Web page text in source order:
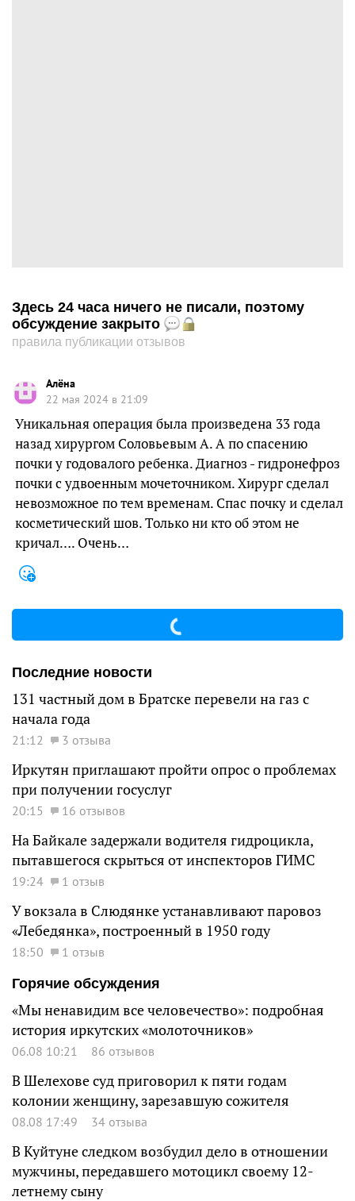
Здесь 24 часа ничего не писали, поэтому
обсуждение закрыто
правила публикации отзывов
Алёна
22 мая 2024 в 21:09
Уникальная операция была произведена 33 года
назад хирургом Соловьевым А. А по спасению
почки у годовалого ребенка. Диагноз - гидронефроз
почки с удвоенным мочеточником. Хирург сделал
невозможное по тем временам. Спас почку и сделал
косметический шов. Только ни кто об этом не
кричал…. Очень…
Последние новости
131 частный дом в Братске перевели на газ с
начала года
21:12 3 отзыва
Иркутян приглашают пройти опрос о проблемах
при получении госуслуг
20:15 16 отзывов
На Байкале задержали водителя гидроцикла,
пытавшегося скрыться от инспекторов ГИМС
19:24 1 отзыв
У вокзала в Слюдянке устанавливают паровоз
«Лебедянка», построенный в 1950 году
18:50
1 отзыв
Горячие обсуждения
«Мы ненавидим все человечество»: подробная
история иркутских «молоточников»
06.08 10:21 86 отзывов
В Шелехове суд приговорил к пяти годам
колонии женщину, зарезавшую сожителя
08.08 17:49 34 отзыва
В Куйтуне следком возбудил дело в отношении
мужчины, передавшего мотоцикл своему 12-
летнему сыну